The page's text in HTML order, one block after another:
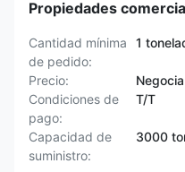
Propiedades
Cantidad mínima
de pedido:
1
Precio:
Condiciones de
pago:
T/T
Capacidad de
suministro:
3000